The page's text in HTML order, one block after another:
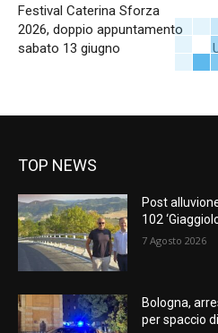
Festival Caterina Sforza
2026, doppio appuntamento
sabato 13 giugno
TOP NEWS
Post
102
7 Agosto 2026
Bologna,
per spaccio